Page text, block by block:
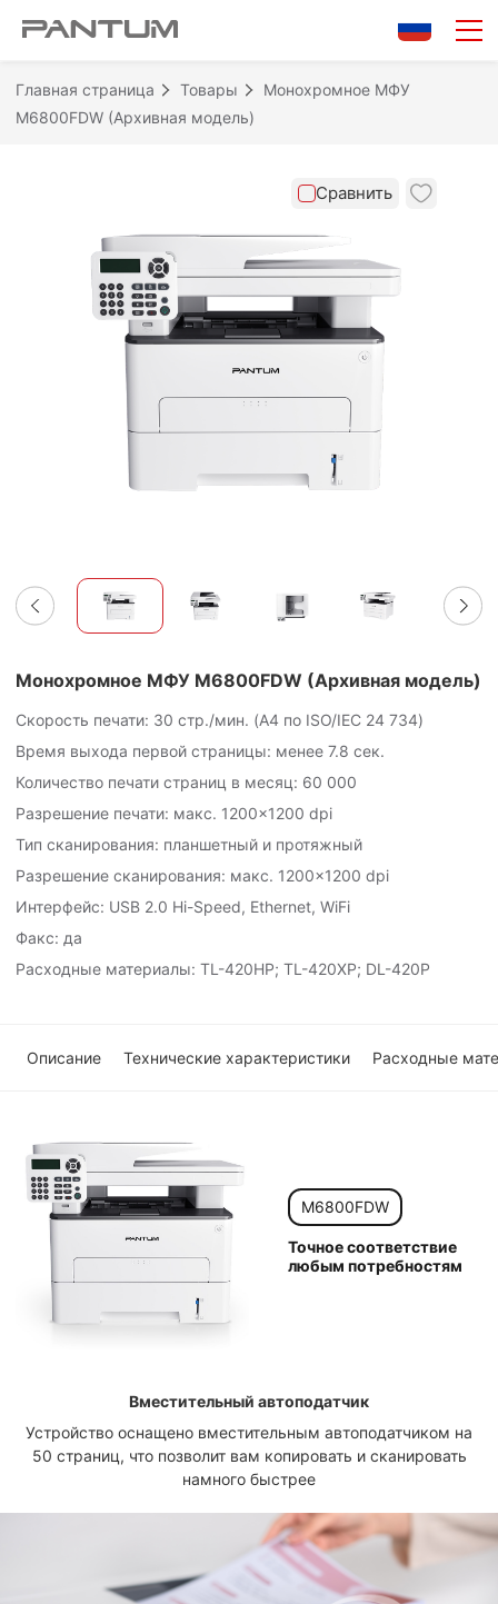
Главная страница Товары
Монохромное МФУ
M6800FDW (Архивная модель)
Сравнить
Монохромное МФУ M6800FDW (Архивная модель)
Скорость печати: 30 стр./мин. (A4 по ISO/IEC 24 734)
Время выхода первой страницы: менее 7.8 сек.
Количество печати страниц в месяц: 60 000
Разрешение печати: макс. 1200×1200 dpi
Тип сканирования: планшетный и протяжный
Разрешение сканирования: макс. 1200×1200 dpi
Интерфейс: USB 2.0 Hi-Speed, Ethernet, WiFi
Факс: да
Расходные материалы: TL-420HP; TL-420XP; DL-420P
Описание Технические характеристики Расходные
M6800FDW
Точное соответствие
любым потребностям
Вместительный автоподатчик
Устройство оснащено вместительным автоподатчиком на
50 страниц, что позволит вам копировать и сканировать
намного быстрее
Очистить Сравнить